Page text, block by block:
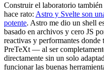
Construir el laboratorio
hace rato: Astro y Svelte son
potente. Astro me dio un shell
basado en archivos y cero JS
reactivas y performantes
PreTeXt — al ser
directamente sin un solo
funcionar las buenas